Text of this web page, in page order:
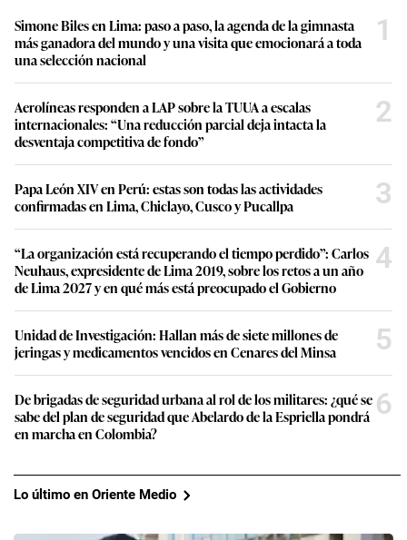
Simone Biles en Lima: paso a paso, la agenda de la gimnasta
más ganadora del mundo y una visita que emocionará a toda
una selección nacional
1
Aerolíneas responden a LAP sobre la TUUA a escalas
internacionales: “Una reducción parcial deja intacta la
desventaja competitiva de fondo”
2
Papa León XIV en Perú: estas son todas las actividades
confirmadas en Lima, Chiclayo, Cusco y Pucallpa
3
“La organización está recuperando el tiempo perdido”: Carlos
Neuhaus, expresidente de Lima 2019, sobre los retos a un año
de Lima 2027 y en qué más está preocupado el Gobierno
4
Unidad de Investigación: Hallan más de siete millones de
jeringas y medicamentos vencidos en Cenares del Minsa
5
De brigadas de seguridad urbana al rol de los militares: ¿qué se
sabe del plan de seguridad que Abelardo de la Espriella pondrá
en marcha en Colombia?
6
Lo último en Oriente Medio